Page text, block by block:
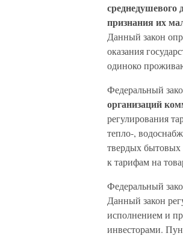
среднедушевого
признания их
Данный закон
оказания
одиноко
Федеральный
организаций
регулирования
тепло-,
твердых бытовых
к тарифам на
Федеральный
Данный закон
исполнением и
инвесторами.